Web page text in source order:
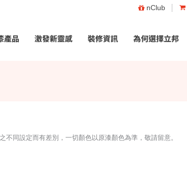
nClub
產品 激發新靈感 裝修資訊 為何選擇立邦
不同設定而有差別，一切顏色以原漆顏色為準，敬請留意。